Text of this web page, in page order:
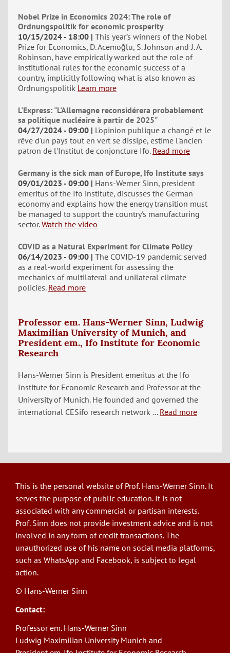
Nobel Prize in Economics 2024: The role of
Ordnungspolitik for economic prosperity
10/15/2024 - 18:00 This year’s winners of the Nobel
Prize for Economics, D. Acemoğlu, S. Johnson and J. A.
Robinson, have empirically worked out the role of
institutional rules for the economic success of a
country, implicitly following what is also known as
Ordnungspolitik Learn more
L'Express: "L'Allemagne reconsidérera probablement
sa politique nucléaire à partir de 2025"
04/27/2024 - 09:00
L'opinion publique a changé et le
rêve d'un pays tout en vert se dissipe, estime l'ancien
patron de l'Institut de conjoncture Ifo. Read more
Germany is the sick man of Europe, Ifo Institute says
09/01/2023 - 09:00
Hans-Werner Sinn, president
emeritus of the Ifo institute, discusses the German
economy and explains how the energy transition must
be managed to support the country's manufacturing
sector. Watch the video
COVID as a Natural Experiment for Climate Policy
06/14/2023 - 09:00 The COVID-19 pandemic served
as a real-world experiment for assessing the
mechanics of multilateral and unilateral climate
policies. Read more
Professor em. Hans-Werner Sinn, Ludwig
Maximilian University of Munich, and
President em., Ifo Institute for Economic
Research
Hans-Werner Sinn is President emeritus at the Ifo
Institute for Economic Research and Professor at the
University of Munich. He founded and governed the
international CESifo research network ... Read more
This is the personal website of Prof. Hans-Werner Sinn. It
serves the purpose of public education. It is not
associated with any commercial or partisan interests.
Prof. Sinn does not provide investment advice and is not
involved in any form of credit transactions. The
unauthorized use of his name on social media platforms,
such as WhatsApp and Facebook, is subject to legal
action.
© Hans-Werner Sinn
Contact:
Professor em. Hans-Werner Sinn
Ludwig Maximilian University Munich and